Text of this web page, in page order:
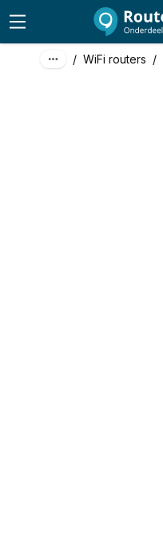
/ WiFi routers /
106,88 excl. btw
incl. btw